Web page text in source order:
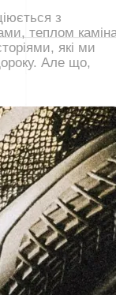
з
теплом
які ми
Але що,